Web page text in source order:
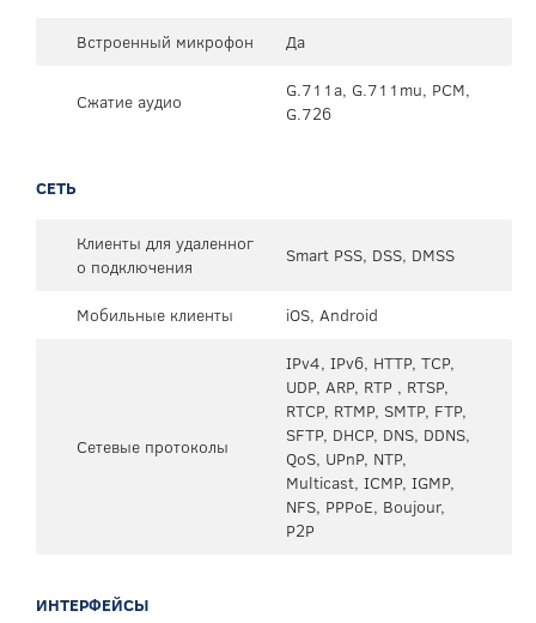
Встроенный микрофон Да
Сжатие аудио
G.711a, G.711mu, PCM,
G.726
СЕТЬ
Клиенты для удаленног
о подключения
Smart PSS, DSS, DMSS
Мобильные клиенты iOS, Android
Сетевые протоколы
IPv4, IPv6, HTTP, TCP,
UDP, ARP, RTP , RTSP,
RTCP, RTMP, SMTP, FTP,
SFTP, DHCP, DNS, DDNS,
QoS, UPnP, NTP,
Multicast, ICMP, IGMP,
NFS, PPPoE, Boujour,
P2P
ИНТЕРФЕЙСЫ